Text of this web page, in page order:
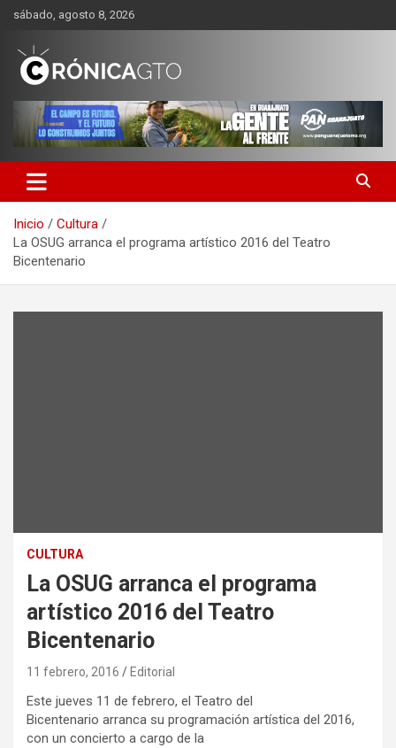
Saltar
contenido
sábado, agosto 8, 2026
CRONICA GUANAJUATO
Inicio
Cultura
La OSUG arranca el programa artístico 2016 del Teatro
Bicentenario
CULTURA
La OSUG arranca el programa
artístico 2016 del Teatro
Bicentenario
11 febrero, 2016 Editorial
Este jueves 11 de febrero, el Teatro del
Bicentenario arranca su programación artística del 2016,
con un concierto a cargo de la